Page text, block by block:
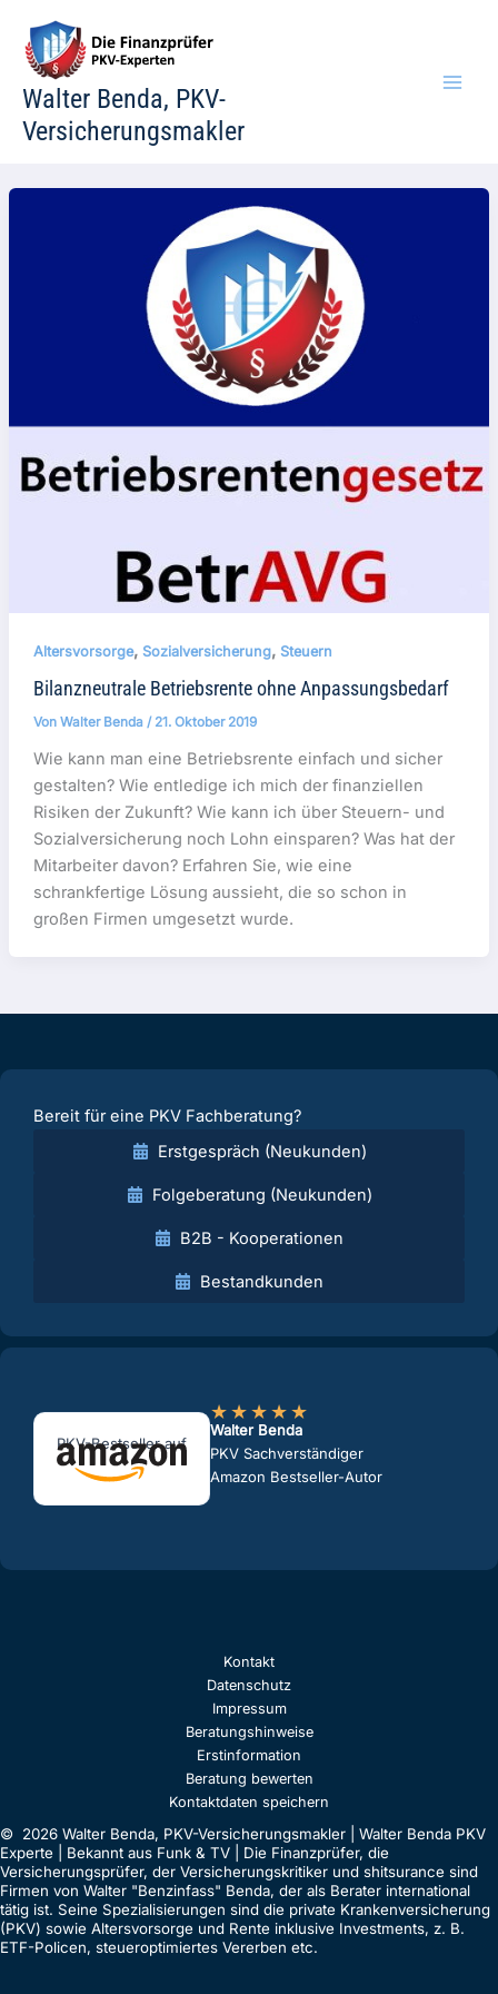
Inhalt
springen
Walter Benda, PKV-
Versicherungsmakler
Altersvorsorge, Sozialversicherung, Steuern
Bilanzneutrale Betriebsrente ohne Anpassungsbedarf
Von Walter Benda / 21. Oktober 2019
Wie kann man eine Betriebsrente einfach und sicher
gestalten? Wie entledige ich mich der finanziellen
Risiken der Zukunft? Wie kann ich über Steuern- und
Sozialversicherung noch Lohn einsparen? Was hat der
Mitarbeiter davon? Erfahren Sie, wie eine
schrankfertige Lösung aussieht, die so schon in
großen Firmen umgesetzt wurde.
Bereit für eine PKV Fachberatung?
Erstgespräch (Neukunden)
Folgeberatung (Neukunden)
B2B - Kooperationen
Bestandkunden
PKV-Bestseller auf
★★★★★
Walter Benda
PKV Sachverständiger
Amazon Bestseller-Autor
Kontakt
Datenschutz
Impressum
Beratungshinweise
Erstinformation
Beratung bewerten
Kontaktdaten speichern
© 2026 Walter Benda, PKV-Versicherungsmakler | Walter Benda PKV
Experte | Bekannt aus Funk & TV | Die Finanzprüfer, die
Versicherungsprüfer, der Versicherungskritiker und shitsurance sind
Firmen von Walter "Benzinfass" Benda, der als Berater international
tätig ist. Seine Spezialisierungen sind die private Krankenversicherung
(PKV) sowie Altersvorsorge und Rente inklusive Investments, z. B.
ETF-Policen, steueroptimiertes Vererben etc.